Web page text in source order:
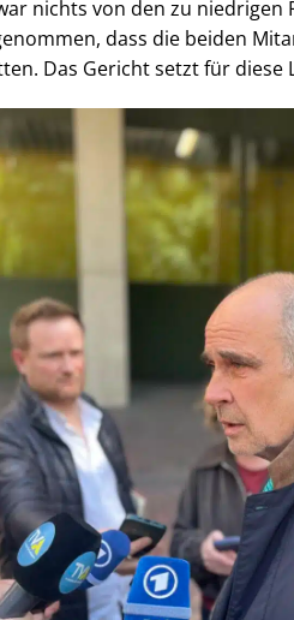
nichts von den zu
dass die beiden
Das Gericht setzt für diese